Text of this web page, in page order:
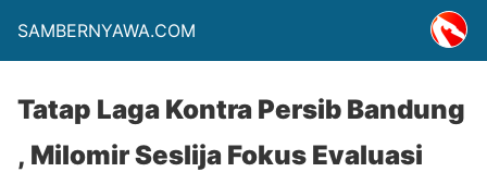
SAMBERNYAWA.COM
Tatap Laga Kontra Persib Bandung
, Milomir Seslija Fokus Evaluasi